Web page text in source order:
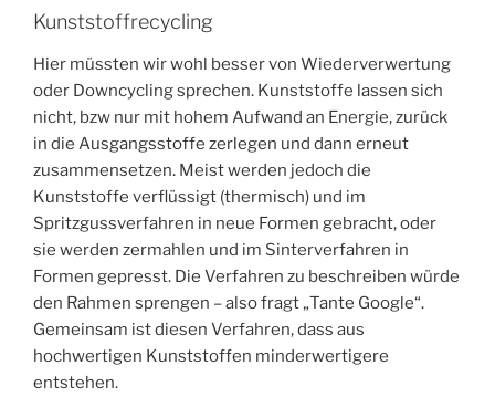
Kunststoffrecycling
Hier müssten wir wohl besser von Wiederverwertung
oder Downcycling sprechen. Kunststoffe lassen sich
nicht, bzw nur mit hohem Aufwand an Energie, zurück
in die Ausgangsstoffe zerlegen und dann erneut
zusammensetzen. Meist werden jedoch die
Kunststoffe verflüssigt (thermisch) und im
Spritzgussverfahren in neue Formen gebracht, oder
sie werden zermahlen und im Sinterverfahren in
Formen gepresst. Die Verfahren zu beschreiben würde
den Rahmen sprengen – also fragt „Tante Google“.
Gemeinsam ist diesen Verfahren, dass aus
hochwertigen Kunststoffen minderwertigere
entstehen.